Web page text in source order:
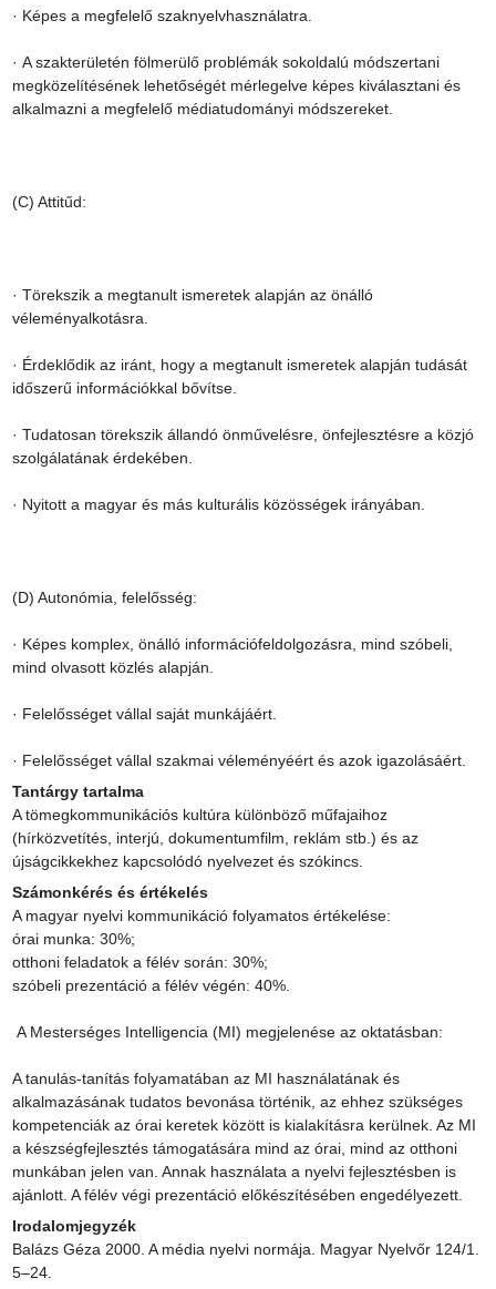
· Képes a megfelelő szaknyelvhasználatra.
· A szakterületén fölmerülő problémák sokoldalú módszertani
megközelítésének lehetőségét mérlegelve képes kiválasztani és
alkalmazni a megfelelő médiatudományi módszereket.
(C) Attitűd:
· Törekszik a megtanult ismeretek alapján az önálló
véleményalkotásra.
· Érdeklődik az iránt, hogy a megtanult ismeretek alapján tudását
időszerű információkkal bővítse.
· Tudatosan törekszik állandó önművelésre, önfejlesztésre a közjó
szolgálatának érdekében.
· Nyitott a magyar és más kulturális közösségek irányában.
(D) Autonómia, felelősség:
· Képes komplex, önálló információfeldolgozásra, mind szóbeli,
mind olvasott közlés alapján.
· Felelősséget vállal saját munkájáért.
· Felelősséget vállal szakmai véleményéért és azok igazolásáért.
Tantárgy tartalma
A tömegkommunikációs kultúra különböző műfajaihoz
(hírközvetítés, interjú, dokumentumfilm, reklám stb.) és az
újságcikkekhez kapcsolódó nyelvezet és szókincs.
Számonkérés és értékelés
A magyar nyelvi kommunikáció folyamatos értékelése:
órai munka: 30%;
otthoni feladatok a félév során: 30%;
szóbeli prezentáció a félév végén: 40%.
A Mesterséges Intelligencia (MI) megjelenése az oktatásban:
A tanulás-tanítás folyamatában az MI használatának és
alkalmazásának tudatos bevonása történik, az ehhez szükséges
kompetenciák az órai keretek között is kialakításra kerülnek. Az MI
a készségfejlesztés támogatására mind az órai, mind az otthoni
munkában jelen van. Annak használata a nyelvi fejlesztésben is
ajánlott. A félév végi prezentáció előkészítésében engedélyezett.
Irodalomjegyzék
Balázs Géza 2000. A média nyelvi normája. Magyar Nyelvőr 124/1.
5–24.